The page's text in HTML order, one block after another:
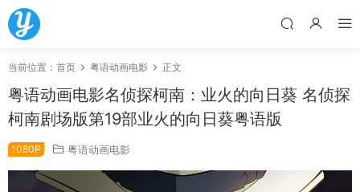
当前位置： 首页 粤语动画电影 正文
粤语动画电影名侦探柯南：业火的向日葵 名侦探
柯南剧场版第19部业火的向日葵粤语版
1080P 粤语动画电影